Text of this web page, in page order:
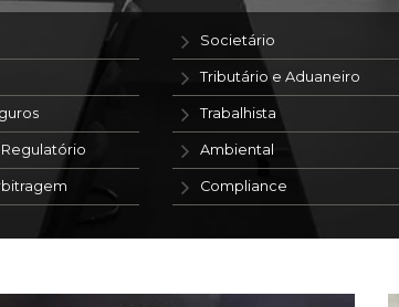
Societário
Tributário e Aduaneiro
Trabalhista
Ambiental
Compliance